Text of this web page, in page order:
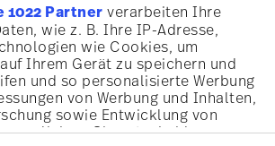
1022 Partner verarbeiten Ihre
wie z. B. Ihre IP-Adresse,
wie Cookies, um
Ihrem Gerät zu speichern und
und so personalisierte Werbung
von Werbung und Inhalten,
sowie Entwicklung von
Sie entscheiden
cm